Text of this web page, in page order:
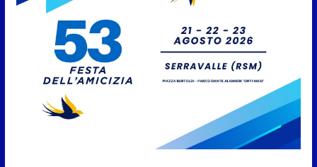
confronto tra istituzioni e
professionisti sulle procedure e
verifiche ispettive
9 Agosto 2026